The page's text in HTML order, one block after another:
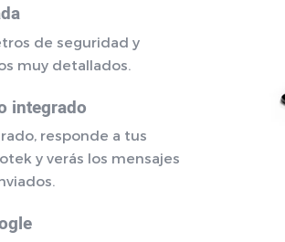
de seguridad y
muy detallados.
integrado
responde a tus
y verás los mensajes